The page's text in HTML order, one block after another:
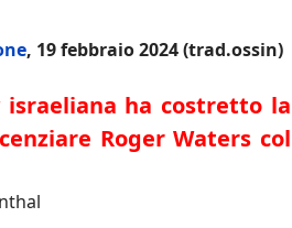
, 19 febbraio 2024 (trad.ossin)
israeliana ha costretto la
Roger Waters col